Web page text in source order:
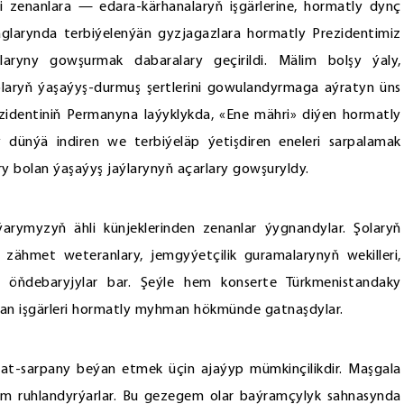
— edara-kärhanalaryň işgärlerine, hormatly dynç
terbiýelenýän gyzjagazlara hormatly Prezidentimiz
gowşurmak dabaralary geçirildi. Mälim bolşy ýaly,
ýaşaýyş-durmuş şertlerini gowulandyrmaga aýratyn üns
Permanyna laýyklykda, «Ene mähri» diýen hormatly
indiren we terbiýeläp ýetişdiren eneleri sarpalamak
bolan ýaşaýyş jaýlarynyň açarlary gowşuryldy.
ähli künjeklerinden zenanlar ýygnandylar. Şolaryň
weteranlary, jemgyýetçilik guramalarynyň wekilleri,
bar. Şeýle hem konserte Türkmenistandaky
işgärleri hormatly myhman hökmünde gatnaşdylar.
sarpany beýan etmek üçin ajaýyp mümkinçilikdir. Maşgala
ruhlandyrýarlar. Bu gezegem olar baýramçylyk sahnasynda